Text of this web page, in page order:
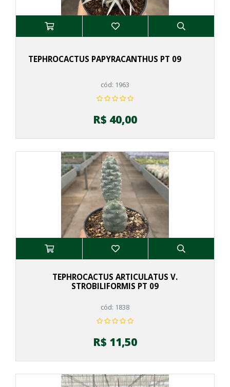
TEPHROCACTUS PAPYRACANTHUS PT 09
cód: 1963
R$ 40,00
TEPHROCACTUS ARTICULATUS V.
STROBILIFORMIS PT 09
cód: 1838
R$ 11,50